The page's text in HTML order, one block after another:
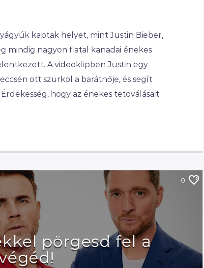
kaptak helyet, mint Justin Bieber,
mindig nagyon fiatal kanadai énekes
A videoklipben Justin egy
ott szurkol a barátnője, és segít
hogy az énekes tetoválásait
0
pörgesd fel a